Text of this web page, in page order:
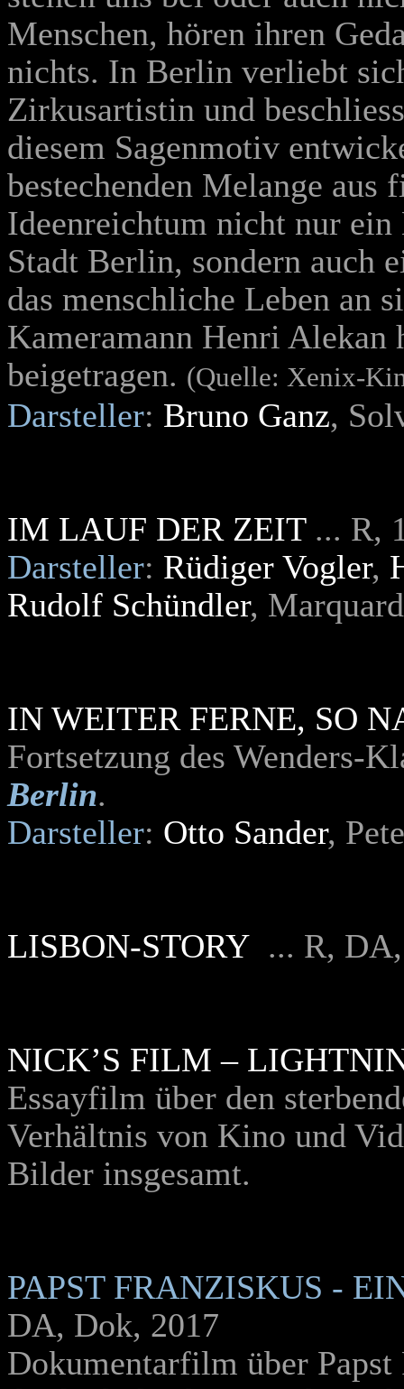
Menschen, hören ihren
nichts. In Berlin verliebt
Zirkusartistin und
diesem Sagenmotiv
bestechenden Melange
Ideenreichtum nicht nur
Stadt Berlin, sondern auch
das menschliche Leben an
Kameramann Henri Alekan
beigetragen. (Quelle: Xenix-
Darsteller: Bruno Ganz,
IM LAUF DER ZEIT ... R,
Darsteller: Rüdiger Vogler,
Rudolf Schündler,
IN WEITER FERNE, SO
Fortsetzung des Wenders-
Berlin.
Darsteller: Otto Sander,
LISBON-STORY ... R,
NICK’S FILM –
Essayfilm über den
Verhältnis von Kino und
Bilder insgesamt.
PAPST FRANZISKUS -
DA, Dok, 2017
Dokumentarfilm über Papst